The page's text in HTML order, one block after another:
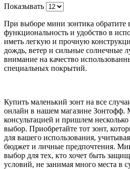
Показывать
При выборе мини зонтика обратите
функциональность и удобство в
иметь легкую и прочную
дождь, ветер и сильные солнечные
внимание на качество
специальных покрытий.
Купить маленький зонт на все
онлайн в нашем магазине
консультацией и пришлем
выбор. Приобретайте тот зонт,
для вашего использования,
бюджет и личные предпочтения.
выбор для тех, кто хочет быть
условий, не занимая много места в